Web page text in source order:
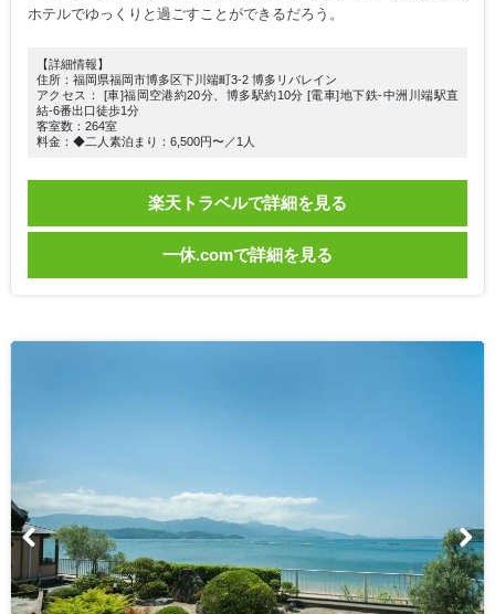
ホテルでゆっくりと過ごすことができるだろう。
【詳細情報】
住所：福岡県福岡市博多区下川端町3-2 博多リバレイン
アクセス： [車]福岡空港約20分、博多駅約10分 [電車]地下鉄-中洲川端駅直
結-6番出口徒歩1分
客室数：264室
料金：◆二人素泊まり：6,500円〜／1人
楽天トラベルで詳細を見る
一休.comで詳細を見る